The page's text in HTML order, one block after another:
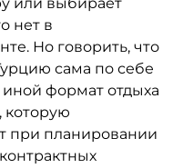
нет в
Но говорить, что
сама по себе
формат отдыха
которую
при планировании